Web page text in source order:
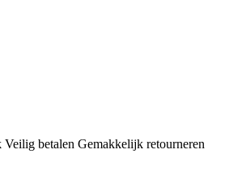
Veilig betalen Gemakkelijk retourneren